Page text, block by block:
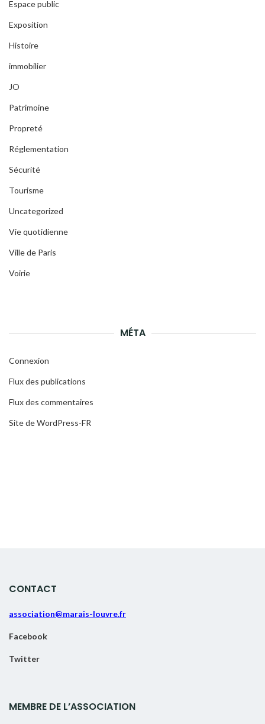
Espace public
Exposition
Histoire
immobilier
JO
Patrimoine
Propreté
Réglementation
Sécurité
Tourisme
Uncategorized
Vie quotidienne
Ville de Paris
Voirie
MÉTA
Connexion
Flux des publications
Flux des commentaires
Site de WordPress-FR
CONTACT
association@marais-louvre.fr
Facebook
Twitter
MEMBRE DE L’ASSOCIATION